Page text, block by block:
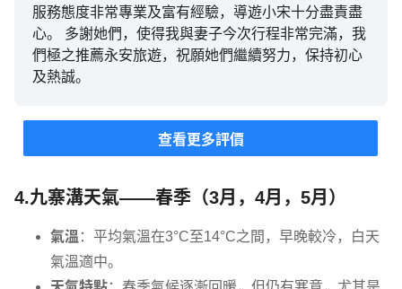
服務態度非常專業及富有經驗，導遊小宋十分盡責盡
心。 多謝她們，使得我與妻子今次行程非常完滿，我
們極之推薦永安旅遊，祝願她們繼續努力，保持初心
及熱誠。
查看更多評價
4.九寨溝天氣——春季（3月，4月，5月）
氣溫 ：平均氣溫在3°C至14°C之間，早晚較冷，白天
氣溫適中。